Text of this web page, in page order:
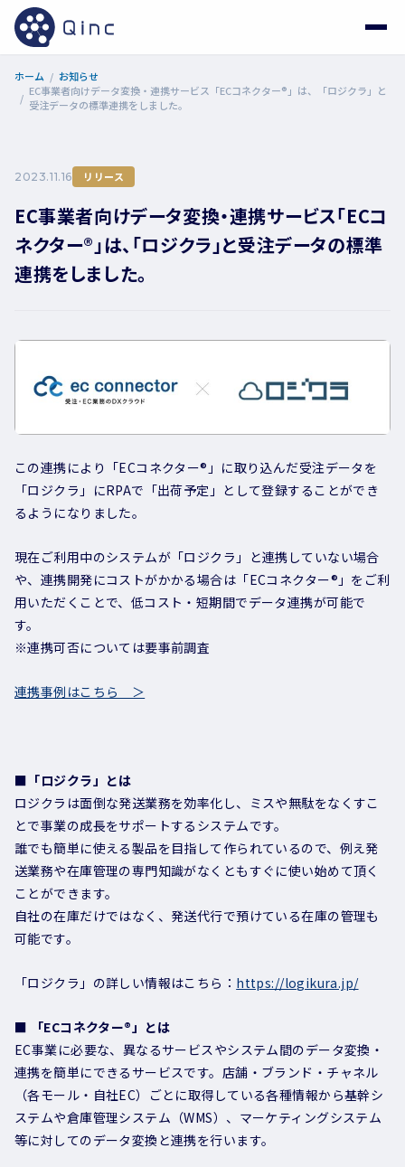
ホーム
お知らせ
EC事業者向けデータ変換・連携サービス「ECコネクター®」は、「ロジクラ」と
受注データの標準連携をしました。
2023.11.16 リリース
EC事業者向けデータ変換・連携サービス「ECコ
ネクター®」は、「ロジクラ」と受注データの標準
連携をしました。
この連携により 「ECコネクター®」 に取り込んだ受注データを
「ロジクラ」にRPAで「出荷予定」として登録することができ
るようになりました。
現在ご利用中のシステムが 「ロジクラ」 と連携していない場合
や、連携開発にコストがかかる場合は 「ECコネクター®」 をご利
用いただくことで、低コスト・短期間でデータ連携が可能で
す。
※連携可否については要事前調査
連携事例はこちら ＞
■「ロジクラ」とは
ロジクラは面倒な発送業務を効率化し、ミスや無駄をなくすこ
とで事業の成長をサポートするシステムです。
誰でも簡単に使える製品を目指して作られているので、例え発
送業務や在庫管理の専門知識がなくともすぐに使い始めて頂く
ことができます。
自社の在庫だけではなく、発送代行で預けている在庫の管理も
可能です。
「ロジクラ」の詳しい情報はこちら： https://logikura.jp/
■ 「ECコネクター®」とは
EC事業に必要な、異なるサービスやシステム間のデータ変換・
連携を簡単にできるサービスです。店舗・ブランド・チャネル
（各モール・自社EC）ごとに取得している各種情報から基幹シ
ステムや倉庫管理システム（WMS）、マーケティングシステム
等に対してのデータ変換と連携を行います。